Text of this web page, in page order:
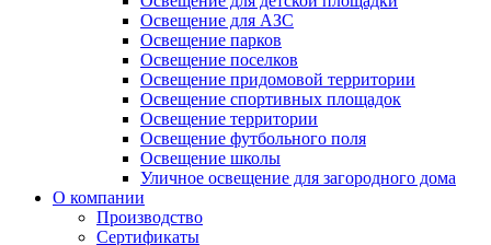
Освещение для АЗС
Освещение парков
Освещение поселков
Освещение придомовой территории
Освещение спортивных площадок
Освещение территории
Освещение футбольного поля
Освещение школы
Уличное освещение для загородного дома
О компании
Производство
Сертификаты